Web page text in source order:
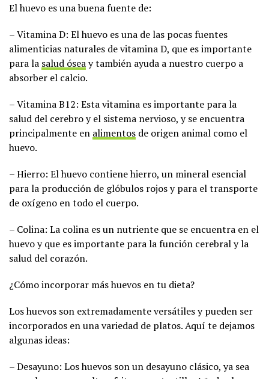
El huevo es una buena fuente de:
– Vitamina D: El huevo es una de las pocas fuentes
alimenticias naturales de vitamina D, que es importante
para la salud óseay también ayuda a nuestro cuerpo a
absorber el calcio.
– Vitamina B12: Esta vitamina es importante para la
salud del cerebro y el sistema nervioso, y se encuentra
principalmente en alimentos de origen animal como el
huevo.
– Hierro: El huevo contiene hierro, un mineral esencial
para la producción de glóbulos rojos y para el transporte
de oxígeno en todo el cuerpo.
– Colina: La colina es un nutriente que se encuentra en el
huevo y que es importante para la función cerebral y la
salud del corazón.
¿Cómo incorporar más huevos en tu dieta?
Los huevos son extremadamente versátiles y pueden ser
incorporados en una variedad de platos. Aquí te dejamos
algunas ideas:
– Desayuno: Los huevos son un desayuno clásico, ya sea